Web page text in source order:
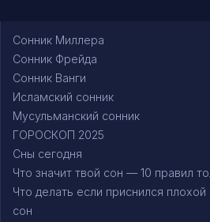
Сонник Миллера
Сонник Фрейда
Сонник Ванги
Исламский сонник
Мусульманский сонник
ГОРОСКОП 2025
Сны сегодня
Что значит твой сон — 10 правил
Что делать если приснился плохой
сон